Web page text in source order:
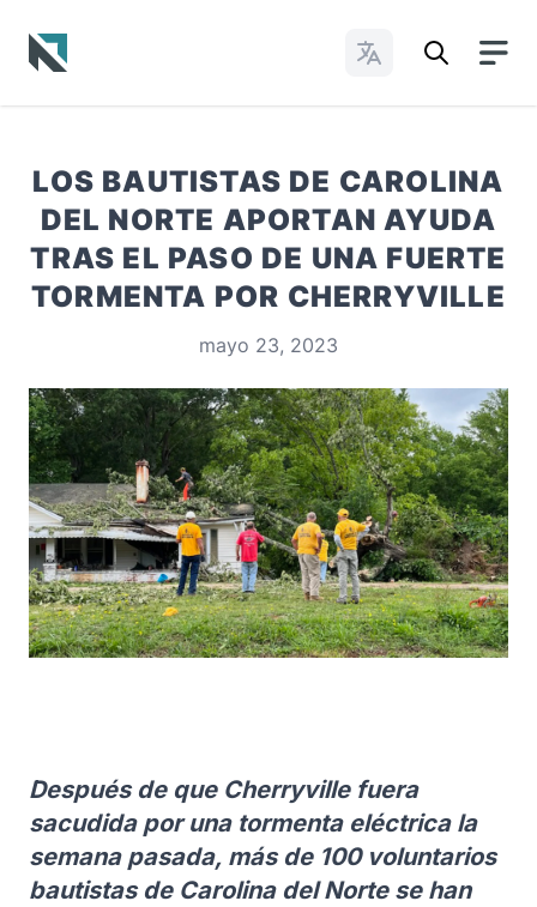
Cambiar idioma
LOS BAUTISTAS DE CAROLINA
DEL NORTE APORTAN AYUDA
TRAS EL PASO DE UNA FUERTE
TORMENTA POR CHERRYVILLE
mayo 23, 2023
Después de que Cherryville fuera
sacudida por una tormenta eléctrica la
semana pasada, más de 100 voluntarios
bautistas de Carolina del Norte se han